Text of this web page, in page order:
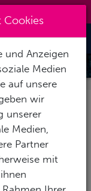
Toggle
Ebene
Divemaster
Tauchlehrern
deine
Niveau. In
Cookies
und Anzeigen
Medien
auf unsere
wir
unserer
Medien,
Partner
mit